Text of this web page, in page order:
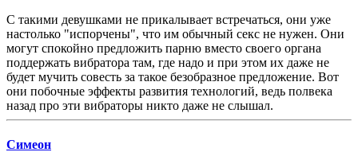
С такими девушками не прикалывает встречаться, они уже
настолько "испорчены", что им обычный секс не нужен. Они
могут спокойно предложить парню вместо своего органа
поддержать вибратора там, где надо и при этом их даже не
будет мучить совесть за такое безобразное предложение. Вот
они побочные эффекты развития технологий, ведь полвека
назад про эти вибраторы никто даже не слышал.
Симеон